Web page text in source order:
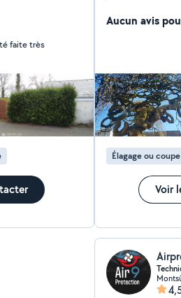
prends en
Aucun avis
Élagage ou
Voir